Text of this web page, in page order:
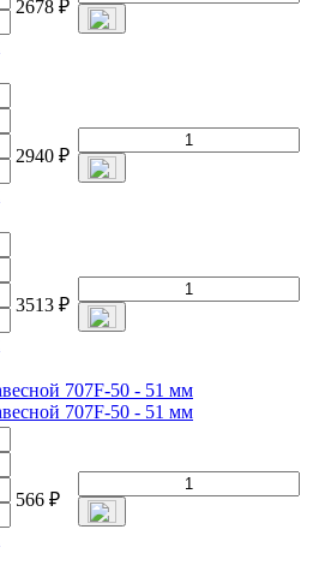
2678 ₽
2940 ₽
3513 ₽
566 ₽